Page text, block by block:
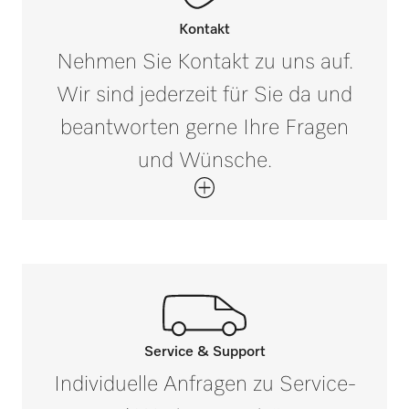
Bruttogewicht in kg i
0,03
Kontakt
Nehmen Sie Kontakt zu uns auf.
Wir sind jederzeit für Sie da und
beantworten gerne Ihre Fragen
und Wünsche.
Rufen Sie unsere Experten an.
Service & Support
Individuelle Anfragen zu Service-